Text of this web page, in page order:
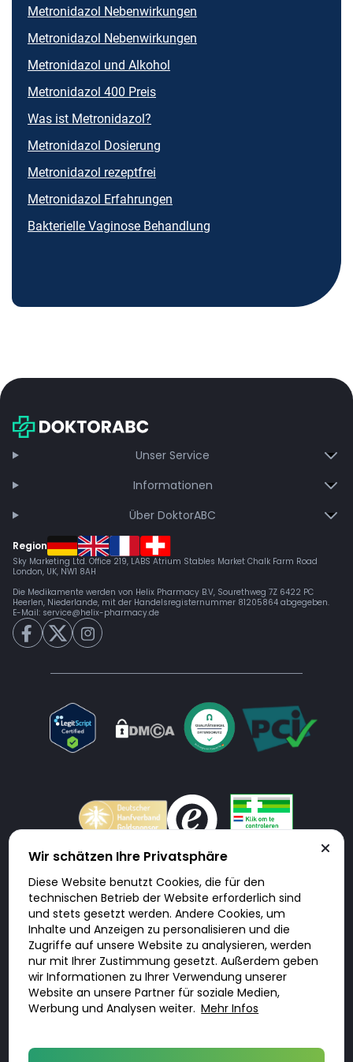
Metronidazol Nebenwirkungen
Metronidazol Nebenwirkungen
Metronidazol und Alkohol
Metronidazol 400 Preis
Was ist Metronidazol?
Metronidazol Dosierung
Metronidazol rezeptfrei
Metronidazol Erfahrungen
Bakterielle Vaginose Behandlung
Unser Service
Informationen
Über DoktorABC
Region
Sky Marketing Ltd. Office 219, LABS Atrium Stables Market Chalk Farm Road
London, UK, NW1 8AH
Die Medikamente werden von Helix Pharmacy B.V, Sourethweg 7Z 6422 PC
Heerlen, Niederlande, mit der Handelsregisternummer 81205864 abgegeben.
E-Mail: service@helix-pharmacy.de
Doktorabc.com ist eine Vermittlungsplattform. Doktorabc ist ausdrücklich
keine Internetapotheke. Doktorabc bietet keine Medikamente oder
sonstige Produkte an oder liefert diese. Jegliche Informationen zu
Produkten, Medikamenten und Preisen auf der Internetseite beinhalten
kein Angebot von Doktorabc an Sie. Für die Einhaltung der in Ihrem Land
geltenden Gesetze und sonstigen Rechtsvorschriften sind Sie als Nutzer
selbst verantwortlich. Die Nutzung unseres Services auf Doktorabc durch
Sie erfolgt auf eigenes Risiko und in eigener Verantwortung. Sie erklären,
diese Internetseite aus eigener Initiative zu besuchen und zu nutzen.
Wir schätzen Ihre Privatsphäre
Diese Website benutzt Cookies, die für den
technischen Betrieb der Website erforderlich sind
und stets gesetzt werden. Andere Cookies, um
Inhalte und Anzeigen zu personalisieren und die
Zugriffe auf unsere Website zu analysieren, werden
nur mit Ihrer Zustimmung gesetzt. Außerdem geben
wir Informationen zu Ihrer Verwendung unserer
Website an unsere Partner für soziale Medien,
Werbung und Analysen weiter. Mehr Infos